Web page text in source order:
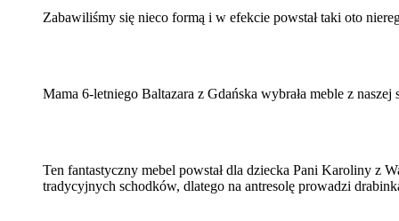
Zabawiliśmy się nieco formą i w efekcie powstał taki oto
Mama 6-letniego Baltazara z Gdańska wybrała meble z
Ten fantastyczny mebel powstał dla dziecka Pani Karoliny z
tradycyjnych schodków, dlatego na antresolę prowadzi